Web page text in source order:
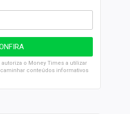
o Money Times a utilizar
conteúdos informativos
SELIC em 14%: A repercussão da decisão sobre os JUROS